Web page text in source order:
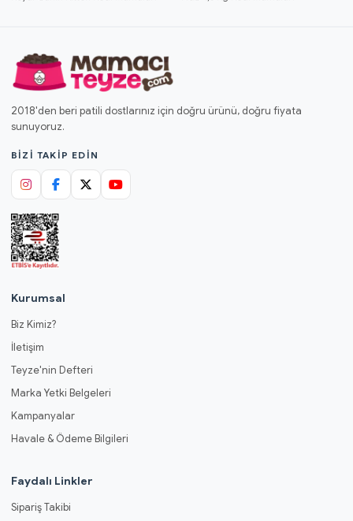
2018'den beri patili dostlarınız için doğru ürünü, doğru fiyata
sunuyoruz.
BIZI TAKIP EDIN
Kurumsal
Biz Kimiz?
İletişim
Teyze'nin Defteri
Marka Yetki Belgeleri
Kampanyalar
Havale & Ödeme Bilgileri
Faydalı Linkler
Sipariş Takibi